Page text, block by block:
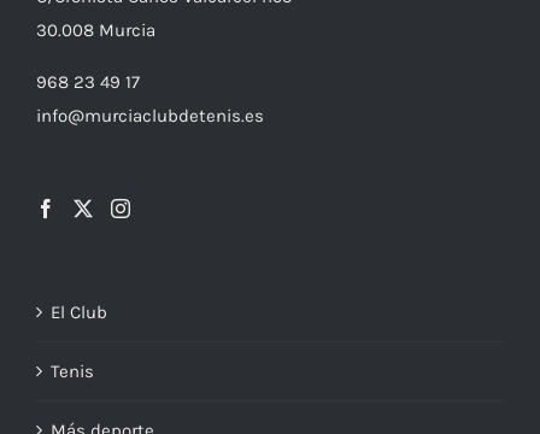
30.008 Murcia
968 23 49 17
info@murciaclubdetenis.es
El Club
Tenis
Más deporte